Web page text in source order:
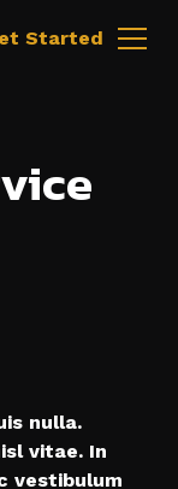
Started
nulla.
vitae. In
vestibulum